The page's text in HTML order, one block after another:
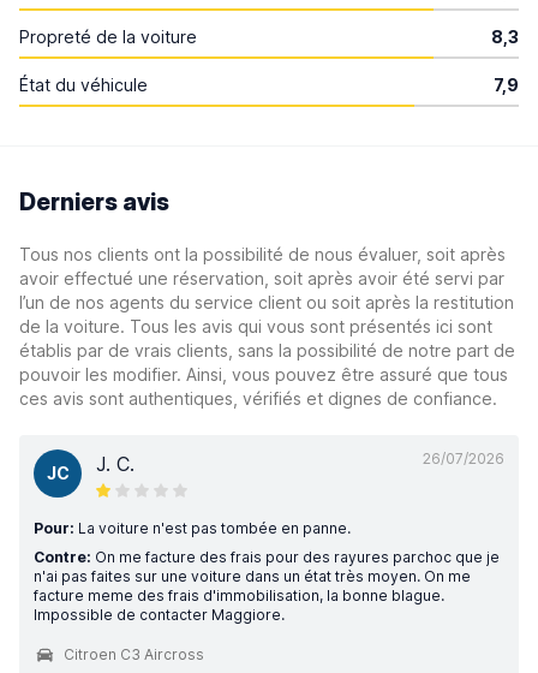
Propreté de la voiture 8,3
État du véhicule 7,9
Derniers avis
Tous nos clients ont la possibilité de nous évaluer, soit après
avoir effectué une réservation, soit après avoir été servi par
l’un de nos agents du service client ou soit après la restitution
de la voiture. Tous les avis qui vous sont présentés ici sont
établis par de vrais clients, sans la possibilité de notre part de
pouvoir les modifier. Ainsi, vous pouvez être assuré que tous
ces avis sont authentiques, vérifiés et dignes de confiance.
26/07/2026
JC J. C.
Pour: La voiture n'est pas tombée en panne.
Contre: On me facture des frais pour des rayures parchoc que je
n'ai pas faites sur une voiture dans un état très moyen. On me
facture meme des frais d'immobilisation, la bonne blague.
Impossible de contacter Maggiore.
Citroen C3 Aircross